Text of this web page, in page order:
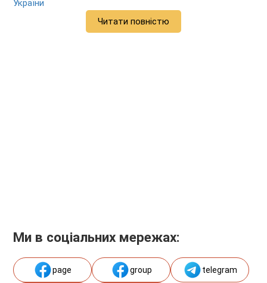
України
Читати повністю
Ми в соціальних мережах:
page group telegram